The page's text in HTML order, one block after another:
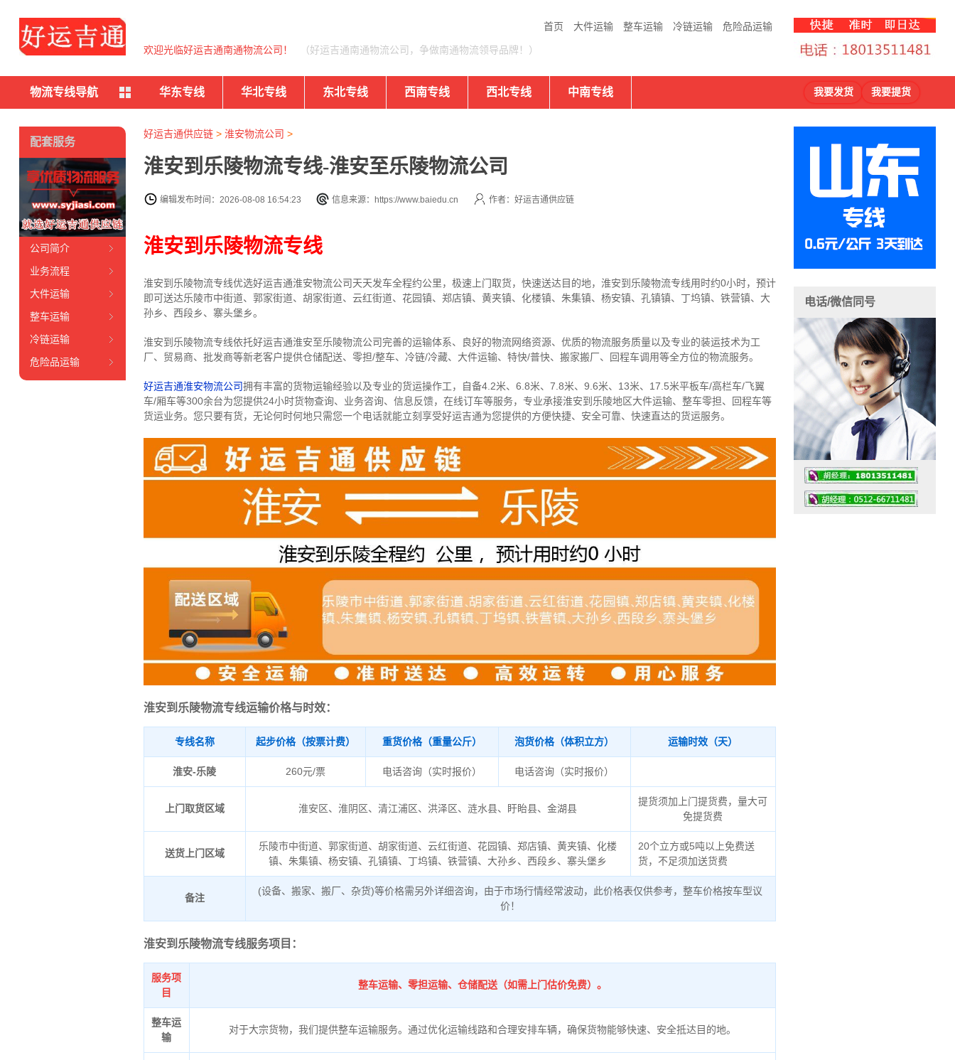
首页 大件运输 整车运输 冷链运输 危险品运输
欢迎光临好运吉通南通物流公司！ （好运吉通南通物流公司，争做南通物流领导品牌！）
物流专线导航 华东专线 华北专线 东北专线 西南专线 西北专线 中南专线 我要发货 我要提货
好运吉通供应链> 淮安物流公司 >
淮安到乐陵物流专线-淮安至乐陵物流公司
编辑发布时间：2026-08-08 16:54:23 信息来源：https://www.baiedu.cn 作者：好运吉通供应链
淮安到乐陵物流专线
淮安到乐陵物流专线优选好运吉通淮安物流公司天天发车全程约公里， 极速上门取货，快速送达目的地，淮安到乐陵物流专线用时约0小时，预计
即可送达乐陵市中街道、郭家街道、胡家街道、云红街道、花园镇、郑店镇、黄夹镇、化楼镇、朱集镇、杨安镇、孔镇镇、丁坞镇、铁营镇、大
孙乡、西段乡、寨头堡乡。
淮安到乐陵物流专线依托好运吉通淮安至乐陵物流公司完善的运输体系、良好的物流网络资源、优质的物流服务质量以及专业的装运技术为工
厂、贸易商、批发商等新老客户提供仓储配送、零担/整车、冷链/冷藏、大件运输、特快/普快、搬家搬厂、回程车调用等全方位的物流服务。
好运吉通淮安物流公司拥有丰富的货物运输经验以及专业的货运操作工，自备4.2米、6.8米、7.8米、9.6米、13米、17.5米平板车/高栏车/飞翼
车/厢车等300余台为您提供24小时货物查询、业务咨询、信息反馈，在线订车等服务， 专业承接淮安到乐陵地区大件运输、整车零担、回程车等
货运业务。 您只要有货，无论何时何地只需您一个电话就能立刻享受好运吉通为您提供的方便快捷、安全可靠、快速直达的货运服务。
淮安到乐陵物流专线运输价格与时效：
专线名称 起步价格（按票计费） 重货价格（重量公斤） 泡货价格（体积立方） 运输时效（天）
淮安-乐陵 260元/票 电话咨询（实时报价） 电话咨询（实时报价）
上门取货区域 淮安区、淮阴区、清江浦区、洪泽区、涟水县、盱眙县、金湖县
提货须加上门提货费，量大可
免提货费
送货上门区域
乐陵市中街道、郭家街道、胡家街道、云红街道、花园镇、郑店镇、黄夹镇、化楼
镇、朱集镇、杨安镇、孔镇镇、丁坞镇、铁营镇、大孙乡、西段乡、寨头堡乡
20个立方或5吨以上免费送
货，不足须加送货费
备注
(设备、搬家、搬厂、杂货)等价格需另外详细咨询，由于市场行情经常波动，此价格表仅供参考，整车价格按车型议
价！
淮安到乐陵物流专线服务项目：
服务项
目
整车运输、零担运输、仓储配送（如需上门估价免费）。
整车运
输
对于大宗货物，我们提供整车运输服务。通过优化运输线路和合理安排车辆，确保货物能够快速、安全抵达目的地。
配套服务
公司简介
业务流程
大件运输
整车运输
冷链运输
危险品运输
电话/微信同号